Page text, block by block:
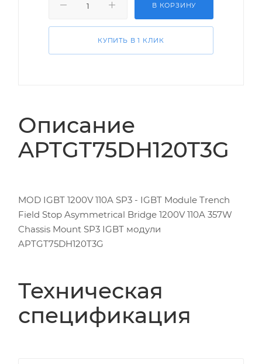
В КОРЗИНУ
КУПИТЬ В 1 КЛИК
Описание
APTGT75DH120T3G
MOD IGBT 1200V 110A SP3 - IGBT Module Trench
Field Stop Asymmetrical Bridge 1200V 110A 357W
Chassis Mount SP3 IGBT модули
APTGT75DH120T3G
Техническая
спецификация